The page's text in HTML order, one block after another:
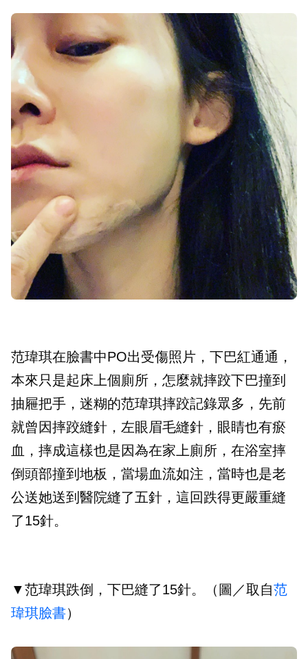
范瑋琪在臉書中PO出受傷照片，下巴紅通通，
本來只是起床上個廁所，怎麼就摔跤下巴撞到
抽屜把手，迷糊的范瑋琪摔跤記錄眾多，先前
就曾因摔跤縫針，左眼眉毛縫針，眼睛也有瘀
血，摔成這樣也是因為在家上廁所，在浴室摔
倒頭部撞到地板，當場血流如注，當時也是老
公送她送到醫院縫了五針，這回跌得更嚴重縫
了15針。
▼范瑋琪跌倒，下巴縫了15針。（圖／取自范
瑋琪臉書）